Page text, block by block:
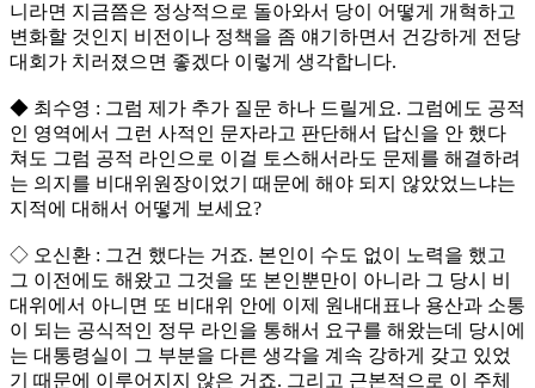
니라면 지금쯤은 정상적으로 돌아와서 당이 어떻게 개혁하고
변화할 것인지 비전이나 정책을 좀 얘기하면서 건강하게 전당
대회가 치러졌으면 좋겠다 이렇게 생각합니다.
◆ 최수영 : 그럼 제가 추가 질문 하나 드릴게요. 그럼에도 공적
인 영역에서 그런 사적인 문자라고 판단해서 답신을 안 했다
쳐도 그럼 공적 라인으로 이걸 토스해서라도 문제를 해결하려
는 의지를 비대위원장이었기 때문에 해야 되지 않았었느냐는
지적에 대해서 어떻게 보세요?
◇ 오신환 : 그건 했다는 거죠. 본인이 수도 없이 노력을 했고
그 이전에도 해왔고 그것을 또 본인뿐만이 아니라 그 당시 비
대위에서 아니면 또 비대위 안에 이제 원내대표나 용산과 소통
이 되는 공식적인 정무 라인을 통해서 요구를 해왔는데 당시에
는 대통령실이 그 부분을 다른 생각을 계속 강하게 갖고 있었
기 때문에 이루어지지 않은 거죠. 그리고 근본적으로 이 주체